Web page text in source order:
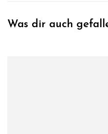
Was dir auch